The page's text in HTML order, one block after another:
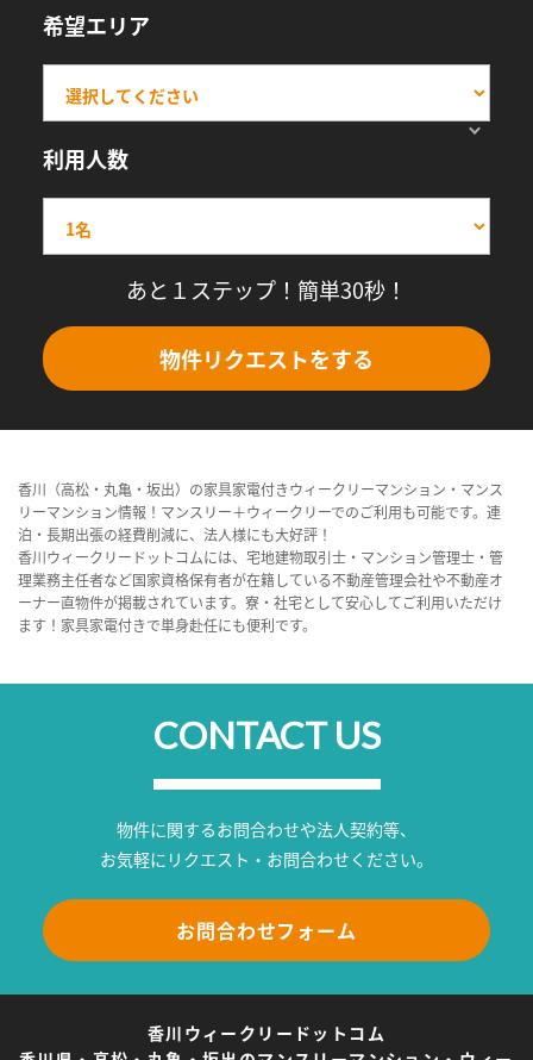
希望エリア
利用人数
あと１ステップ！簡単30秒！
物件リクエストをする
香川（高松・丸亀・坂出）の家具家電付きウィークリーマンション・マンス
リーマンション情報！マンスリー＋ウィークリーでのご利用も可能です。連
泊・長期出張の経費削減に、法人様にも大好評！
香川ウィークリードットコムには、宅地建物取引士・マンション管理士・管
理業務主任者など国家資格保有者が在籍している不動産管理会社や不動産オ
ーナー直物件が掲載されています。寮・社宅として安心してご利用いただけ
ます！家具家電付きで単身赴任にも便利です。
CONTACT US
物件に関するお問合わせや法人契約等、
お気軽にリクエスト・お問合わせください。
お問合わせフォーム
香川ウィークリードットコム